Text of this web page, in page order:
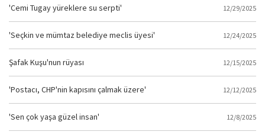
'Cemi Tugay yüreklere su serpti' 12/29/2025
'Seçkin ve mümtaz belediye meclis üyesi' 12/24/2025
Şafak Kuşu'nun rüyası 12/15/2025
'Postacı, CHP'nin kapısını çalmak üzere' 12/12/2025
'Sen çok yaşa güzel insan' 12/8/2025